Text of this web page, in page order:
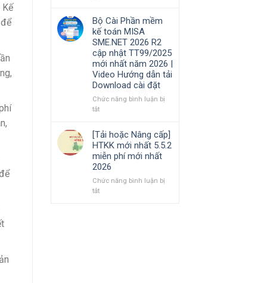
Hướng
dẫn
tải
Download
cài
đặt
cần
nắm
rõ
giá
phần
mềm
Kế
toán
MISA
AMIS
online
và
quản
nghiệp
hợp
nhất
mới
nhất
2026
Bộ Cài Phần mềm
kế toán MISA
SME.NET 2026 R2
cập nhật TT99/2025
mới nhất năm 2026 |
Video Hướng dẫn tải
Download cài đặt
Chức năng bình luận bị
tắtở
Cài
Phần
mềm
kế
toán
MISA
SME.NET
[Tải hoặc Nâng cấp]
HTKK mới nhất 5.5.2
miễn phí mới nhất
2026
Chức năng bình luận bị
tắtở